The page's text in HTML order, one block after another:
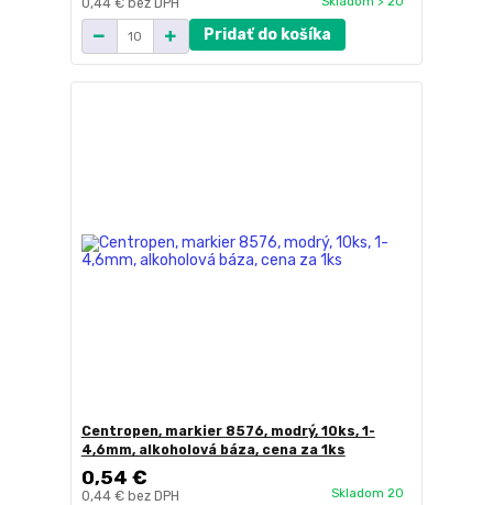
0,44 € bez DPH
Pridať do košíka
Centropen, markier 8576, modrý, 10ks, 1-
4,6mm, alkoholová báza, cena za 1ks
0,54 €
0,44 € bez DPH Skladom 20